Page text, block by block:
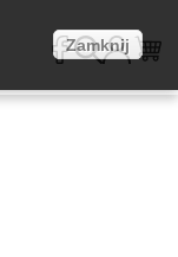
Zamknij